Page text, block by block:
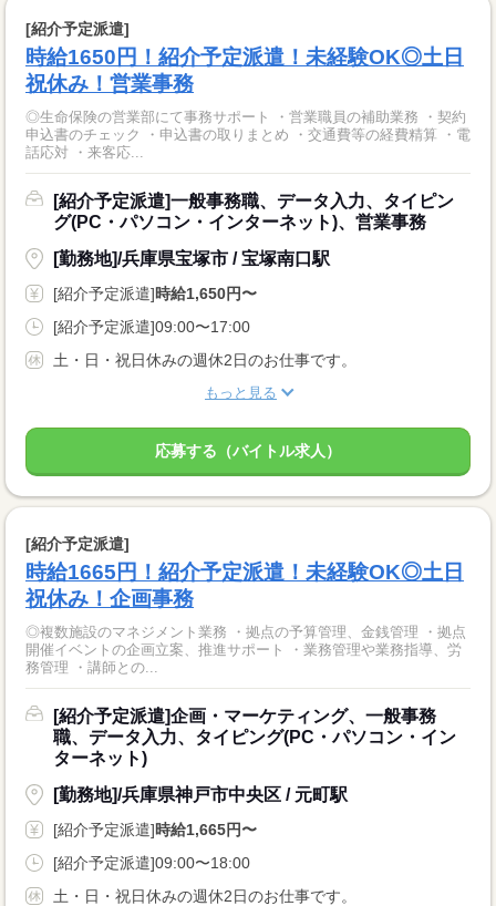
[紹介予定派遣]
時給1650円！紹介予定派遣！未経験OK◎土日
祝休み！営業事務
◎生命保険の営業部にて事務サポート ・営業職員の補助業務 ・契約
申込書のチェック ・申込書の取りまとめ ・交通費等の経費精算 ・電
話応対 ・来客応...
[紹介予定派遣]一般事務職、データ入力、タイピン
グ(PC・パソコン・インターネット)、営業事務
[勤務地]/兵庫県宝塚市 / 宝塚南口駅
[紹介予定派遣]時給1,650円〜
[紹介予定派遣]09:00〜17:00
土・日・祝日休みの週休2日のお仕事です。
もっと見る
応募する（バイトル求人）
[紹介予定派遣]
時給1665円！紹介予定派遣！未経験OK◎土日
祝休み！企画事務
◎複数施設のマネジメント業務 ・拠点の予算管理、金銭管理 ・拠点
開催イベントの企画立案、推進サポート ・業務管理や業務指導、労
務管理 ・講師との...
[紹介予定派遣]企画・マーケティング、一般事務
職、データ入力、タイピング(PC・パソコン・イン
ターネット)
[勤務地]/兵庫県神戸市中央区 / 元町駅
[紹介予定派遣]時給1,665円〜
[紹介予定派遣]09:00〜18:00
土・日・祝日休みの週休2日のお仕事です。